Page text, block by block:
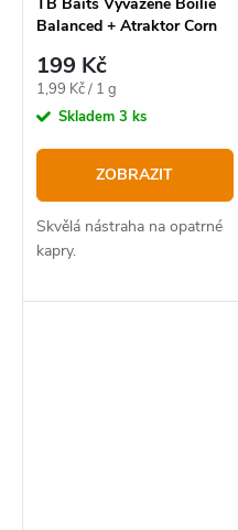
TB Baits Vyvážené Boilie
Balanced + Atraktor Corn
199 Kč
Měrná
cena:
1,99 Kč / 1 g
Skladem 3 ks
ZOBRAZIT
Skvělá nástraha na opatrné
kapry.